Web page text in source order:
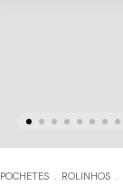
POCHETES . ROLINHOS .